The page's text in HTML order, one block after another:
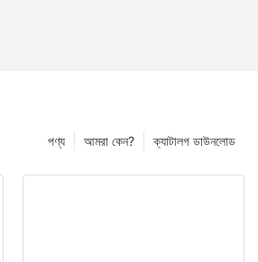
ক্যাটালগ ডাউনলোড
আমরা কেন?
পণ্য